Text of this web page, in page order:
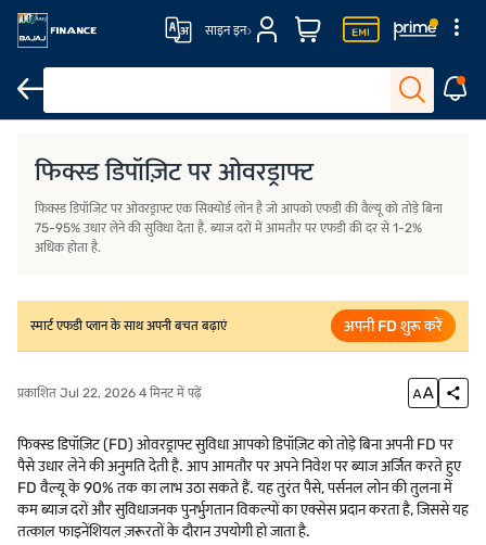
साइन इन
फिक्स्ड डिपॉज़िट पर ओवरड्राफ्ट
फिक्स्ड डिपॉजिट पर ओवरड्राफ्ट एक सिक्योर्ड लोन है जो आपको एफडी की वैल्यू को तोड़े बिना
75-95% उधार लेने की सुविधा देता है. ब्याज दरों में आमतौर पर एफडी की दर से 1-2%
अधिक होता है.
स्मार्ट एफडी प्लान के साथ अपनी बचत बढ़ाएं अपनी FD शुरू करें
प्रकाशित Jul 22, 2026 4 मिनट में पढ़ें
फिक्स्ड डिपॉज़िट (FD) ओवरड्राफ्ट सुविधा आपको डिपॉज़िट को तोड़े बिना अपनी FD पर
पैसे उधार लेने की अनुमति देती है. आप आमतौर पर अपने निवेश पर ब्याज अर्जित करते हुए
FD वैल्यू के 90% तक का लाभ उठा सकते हैं. यह तुरंत पैसे, पर्सनल लोन की तुलना में
कम ब्याज दरों और सुविधाजनक पुनर्भुगतान विकल्पों का एक्सेस प्रदान करता है, जिससे यह
तत्काल फाइनेंशियल ज़रूरतों के दौरान उपयोगी हो जाता है.